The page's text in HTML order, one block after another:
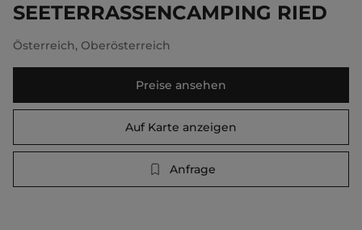
SEETERRASSENCAMPING RIED
Österreich, Oberösterreich
Preise ansehen
Auf Karte anzeigen
Anfrage